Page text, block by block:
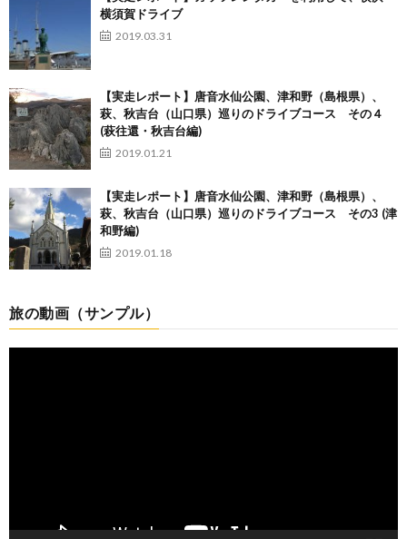
横須賀ドライブ
2019.03.31
【実走レポート】唐音水仙公園、津和野（島根県）、
萩、秋吉台（山口県）巡りのドライブコース その４
(萩往還・秋吉台編)
2019.01.21
【実走レポート】唐音水仙公園、津和野（島根県）、
萩、秋吉台（山口県）巡りのドライブコース その3 (津
和野編)
2019.01.18
旅の動画（サンプル）
動